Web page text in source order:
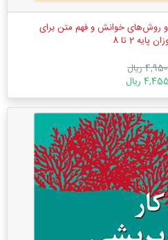
روش‌های خوانش و فهم متن برای
پایه 2 تا 8
ریال
ریال